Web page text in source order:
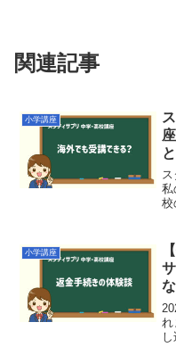
関連記事
小学講座
私
校
小学講座
れ